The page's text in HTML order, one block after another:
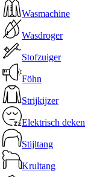
Wasmachine
Wasdroger
Stofzuiger
Föhn
Strijkijzer
Elektrisch deken
Stijltang
Krultang